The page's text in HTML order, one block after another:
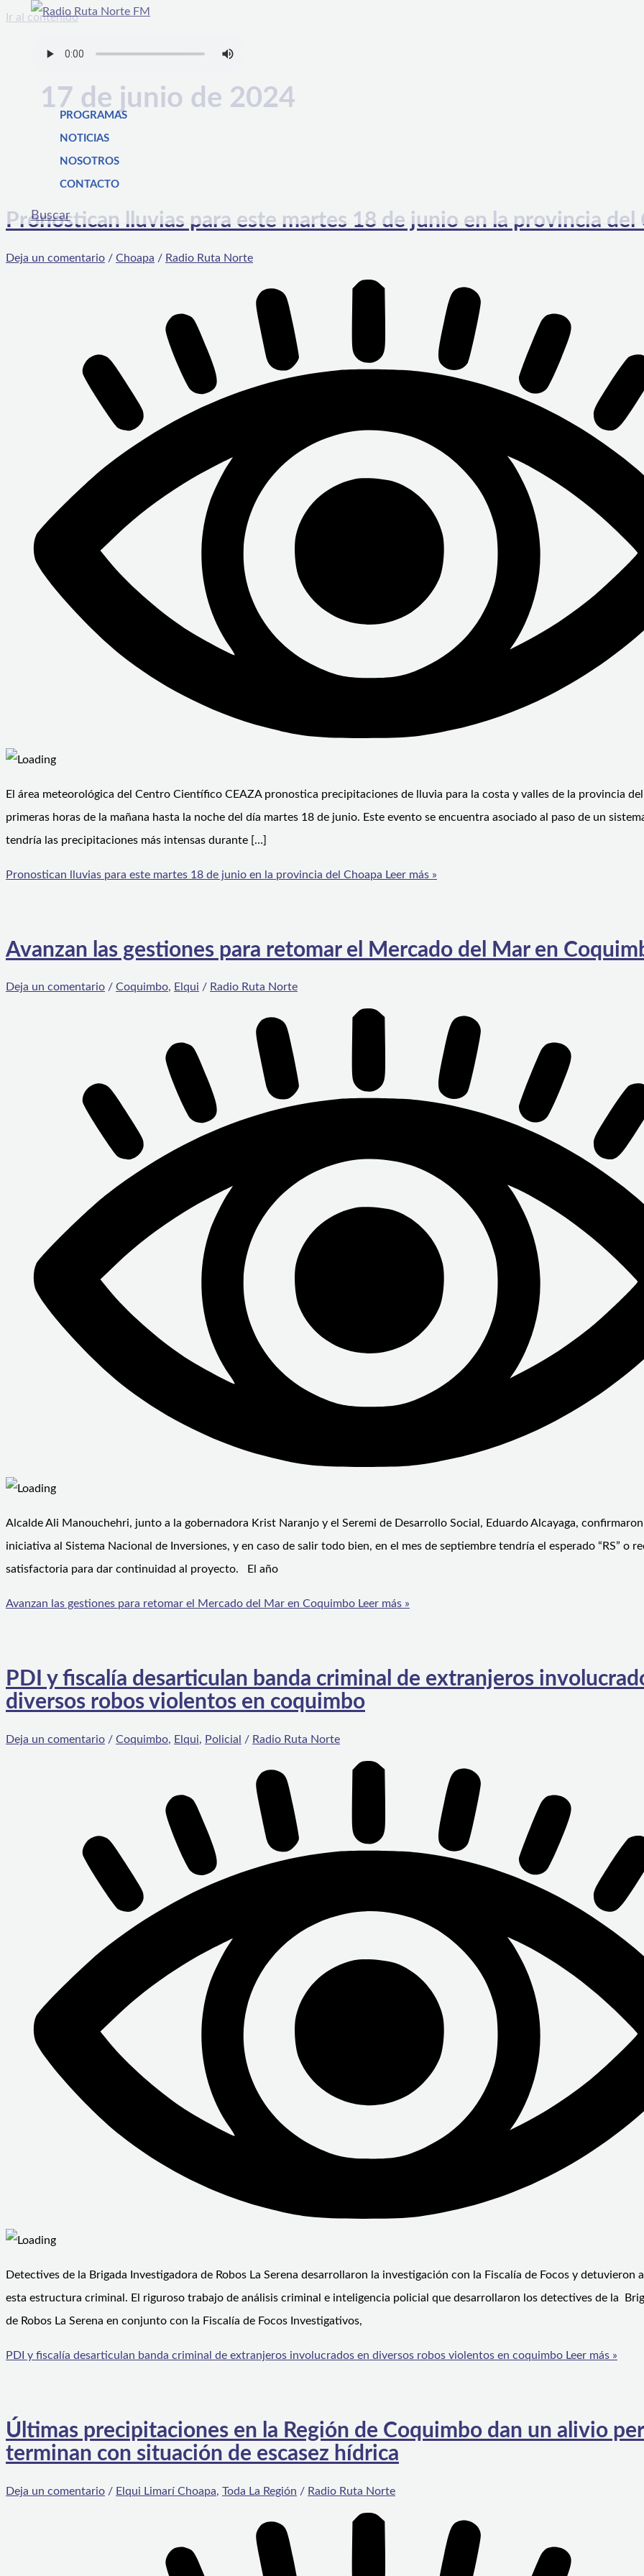
Ir al contenido
PROGRAMAS
NOTICIAS
NOSOTROS
CONTACTO
Buscar
17 de junio de 2024
Pronostican lluvias para este martes 18 de junio en la provincia del
Deja un comentario / Choapa / Radio Ruta Norte
El área meteorológica del Centro Científico CEAZA pronostica precipitaciones de lluvia para la costa y valles de la provincia
primeras horas de la mañana hasta la noche del día martes 18 de junio. Este evento se encuentra asociado al paso de un
tendría las precipitaciones más intensas durante […]
Pronostican lluvias para este martes 18 de junio en la provincia del Choapa Leer más »
Avanzan las gestiones para retomar el Mercado del Mar en
Deja un comentario / Coquimbo, Elqui / Radio Ruta Norte
Alcalde Ali Manouchehri, junto a la gobernadora Krist Naranjo y el Seremi de Desarrollo Social, Eduardo Alcayaga, confirmaron
iniciativa al Sistema Nacional de Inversiones, y en caso de salir todo bien, en el mes de septiembre tendría el esperado “RS” o
satisfactoria para dar continuidad al proyecto. El año
Avanzan las gestiones para retomar el Mercado del Mar en Coquimbo Leer más »
PDI y fiscalía desarticulan banda criminal de extranjeros
diversos robos violentos en coquimbo
Deja un comentario / Coquimbo, Elqui, Policial / Radio Ruta Norte
Detectives de la Brigada Investigadora de Robos La Serena desarrollaron la investigación con la Fiscalía de Focos y detuvieron
esta estructura criminal. El riguroso trabajo de análisis criminal e inteligencia policial que desarrollaron los detectives de la
de Robos La Serena en conjunto con la Fiscalía de Focos Investigativos,
PDI y fiscalía desarticulan banda criminal de extranjeros involucrados en diversos robos violentos en coquimbo Leer más »
Últimas precipitaciones en la Región de Coquimbo dan un alivio
terminan con situación de escasez hídrica
Deja un comentario / Elqui Limarí Choapa, Toda La Región / Radio Ruta Norte